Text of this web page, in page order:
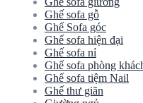
Ghế sofa gỗ
Ghế Sofa góc
Ghế sofa hiện đại
Ghế sofa nỉ
Ghế sofa phòng
Ghế sofa tiệm Nail
Ghế thư giãn